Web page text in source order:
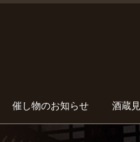
催し物のお知らせ 酒蔵